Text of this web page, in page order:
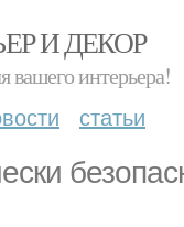
И ДЕКОР
вашего интерьера!
статьи